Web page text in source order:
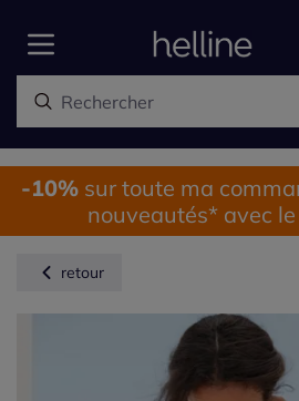
-10%sur toute ma
nouveautés* avec
retour